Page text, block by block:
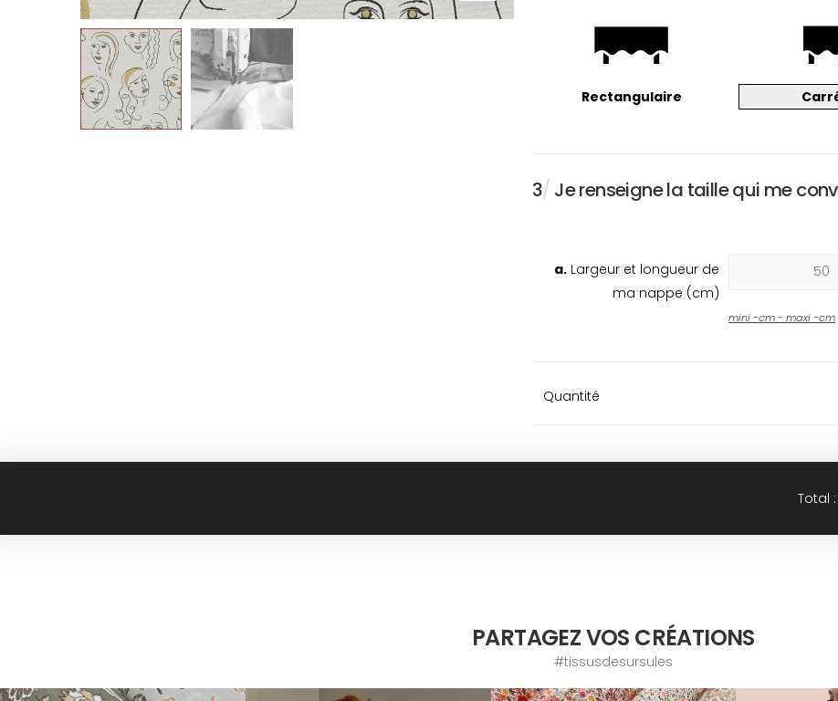
Rectangulaire
3/ Je renseigne la taille qui me
a. Largeur et longueur de
ma nappe (cm)
mini-cm - maxi-cm
Quantité
Total :
PARTAGEZ VOS CRÉATIONS
#tissusdesursules